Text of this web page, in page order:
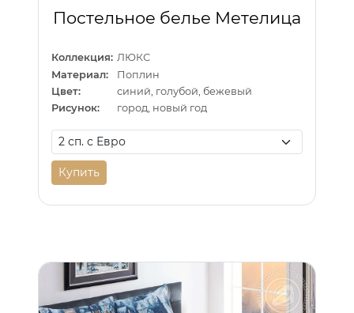
Постельное белье Метелица
Коллекция: ЛЮКС
Материал:
Поплин
Цвет:
синий, голубой, бежевый
Рисунок:
город, новый год
Купить